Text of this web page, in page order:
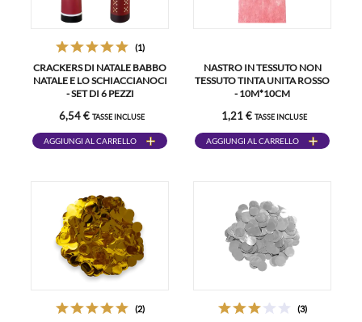
(1)
CRACKERS DI NATALE BABBO
NATALE E LO SCHIACCIANOCI
- SET DI 6 PEZZI
6,54 € TASSE INCLUSE
AGGIUNGI AL CARRELLO
NASTRO IN TESSUTO NON
TESSUTO TINTA UNITA ROSSO
- 10M*10CM
1,21 € TASSE INCLUSE
AGGIUNGI AL CARRELLO
(2) (3)